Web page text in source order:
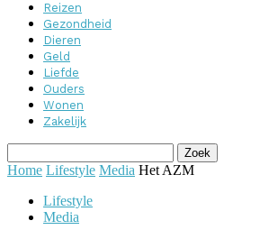
Reizen
Gezondheid
Dieren
Geld
Liefde
Ouders
Wonen
Zakelijk
Home Lifestyle Media Het AZM
Lifestyle
Media